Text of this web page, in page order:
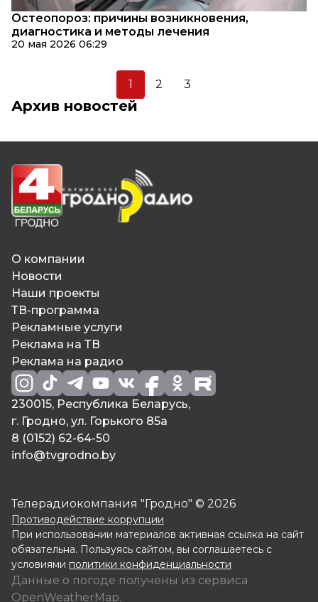
Остеопороз: причины возникновения,
диагностика и методы лечения
20 мая 2026 06:29
1 2 3
Архив новостей
О компании
Новости
Наши проекты
ТВ-программа
Рекламные услуги
Реклама на ТВ
Реклама на радио
230015, Республика Беларусь,
г. Гродно, ул. Горького 85а
8 (0152) 62-64-50
info@tvgrodno.by
Телерадиокомпания "Гродно" © 2026
Противодействие коррупции
При использовании материалов активная ссылка на сайт
обязательна. Пользуясь сайтом, вы соглашаетесь с
условиями политики конфиденциальности
Данные о погоде получены из сервиса
OpenWeatherMap.